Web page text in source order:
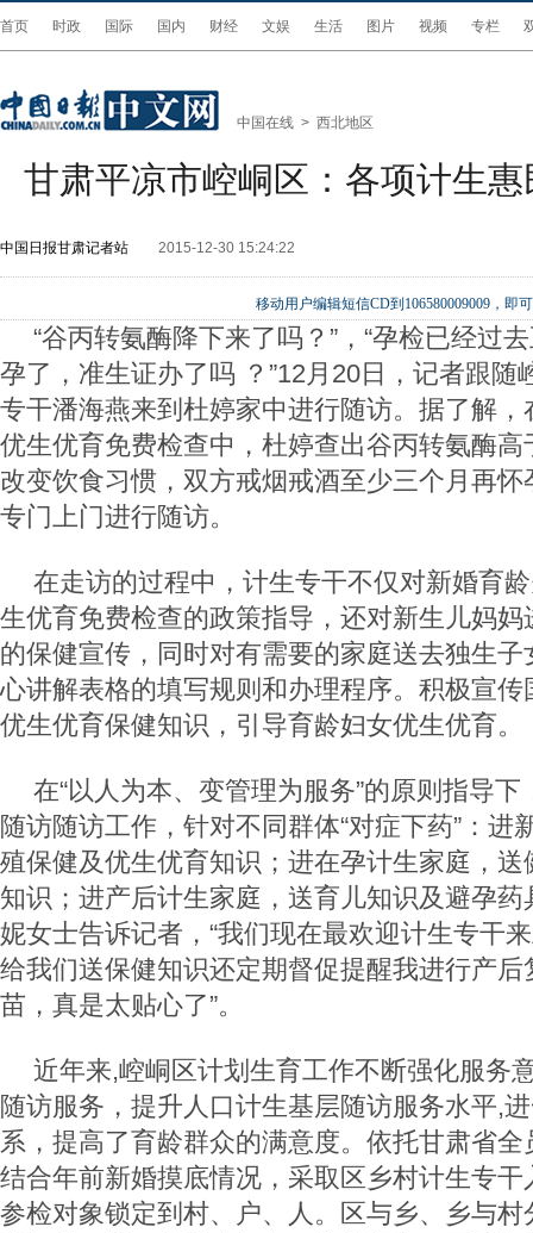
首页 时政 国际 国内 财经 文娱 生活 图片 视频 专栏
中国在线 > 西北地区
甘肃平凉市崆峒区：各项计生
中国日报甘肃记者站 2015-12-30 15:24:22
移动用户编辑短信CD到106580009009，即
“谷丙转氨酶降下来了吗？”，“孕检已经过
孕了，准生证办了吗 ？”12月20日，记者跟随
专干潘海燕来到杜婷家中进行随访。据了解
优生优育免费检查中，杜婷查出谷丙转氨酶
改变饮食习惯，双方戒烟戒酒至少三个月再
专门上门进行随访。
在走访的过程中，计生专干不仅对新婚育
生优育免费检查的政策指导，还对新生儿妈
的保健宣传，同时对有需要的家庭送去独生
心讲解表格的填写规则和办理程序。积极宣
优生优育保健知识，引导育龄妇女优生优育。
在“以人为本、变管理为服务”的原则指导
随访随访工作，针对不同群体“对症下药”：进
殖保健及优生优育知识；进在孕计生家庭，
知识；进产后计生家庭，送育儿知识及避孕
妮女士告诉记者，“我们现在最欢迎计生专干
给我们送保健知识还定期督促提醒我进行产
苗，真是太贴心了”。
近年来,崆峒区计划生育工作不断强化服务
随访服务，提升人口计生基层随访服务水平,
系，提高了育龄群众的满意度。依托甘肃省
结合年前新婚摸底情况，采取区乡村计生专
参检对象锁定到村、户、人。区与乡、乡与